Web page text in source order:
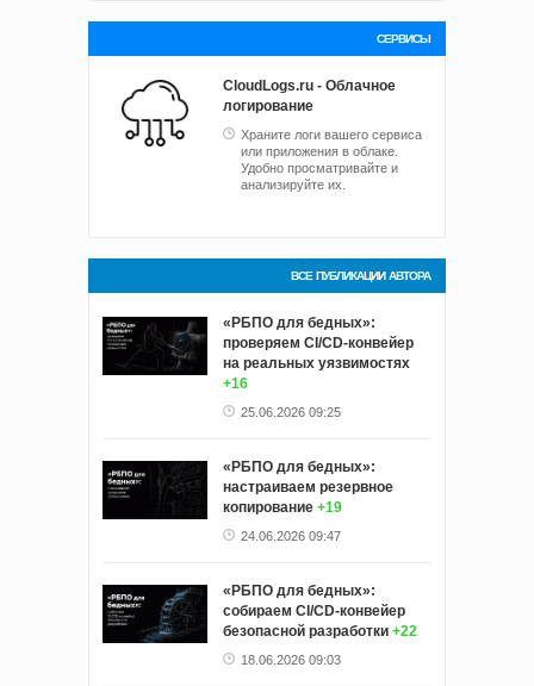
СЕРВИСЫ
CloudLogs.ru - Облачное
логирование
Храните логи вашего сервиса
или приложения в облаке.
Удобно просматривайте и
анализируйте их.
ВСЕ ПУБЛИКАЦИИ АВТОРА
«РБПО для бедных»:
проверяем CI/CD-конвейер
на реальных уязвимостях
+16
25.06.2026 09:25
«РБПО для бедных»:
настраиваем резервное
копирование +19
24.06.2026 09:47
«РБПО для бедных»:
собираем CI/CD-конвейер
безопасной разработки +22
18.06.2026 09:03